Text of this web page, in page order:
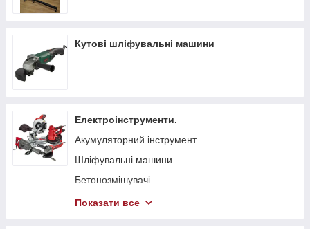
Кутові шліфувальні машини
Електроінструменти.
Акумуляторний інструмент.
Шліфувальні машини
Бетонозмішувачі
Болгарка (КШМ)
Показати все